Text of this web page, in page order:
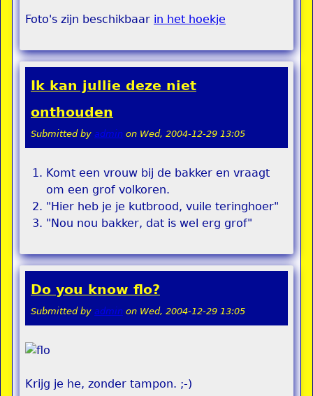
Foto's zijn beschikbaar in het hoekje
Ik kan jullie deze niet
onthouden
Submitted by admin on Wed, 2004-12-29 13:05
Komt een vrouw bij de bakker en vraagt
om een grof volkoren.
"Hier heb je je kutbrood, vuile teringhoer"
"Nou nou bakker, dat is wel erg grof"
Do you know flo?
Submitted by admin on Wed, 2004-12-29 13:05
Krijg je he, zonder tampon. ;-)